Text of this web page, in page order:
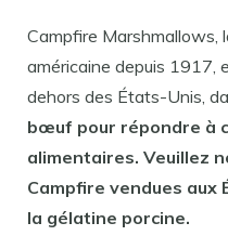
Campfire Marshmallows,
américaine depuis 1917,
dehors des États-Unis,
bœuf pour répondre à
alimentaires. Veuillez
Campfire vendues
la gélatine porcine.